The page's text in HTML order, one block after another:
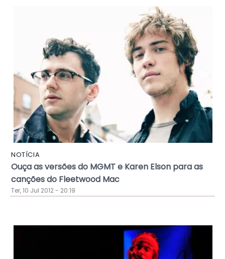
NOTÍCIA
Ouça as versões do MGMT e Karen Elson para as
canções do Fleetwood Mac
Ter, 10 Jul 2012 - 20:19